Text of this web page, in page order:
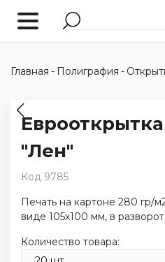
Главная - Полиграфия -
"Лен"
Код 9785
Печать на картоне 280 гр/
виде 105х100 мм, в
Количество товара: